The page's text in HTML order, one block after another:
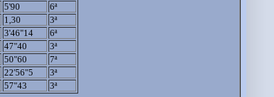
5'90
6ª
1,30
3ª
3'46"14
6ª
47"40
3ª
50"60
7ª
22'56"5
3ª
57"43 3ª